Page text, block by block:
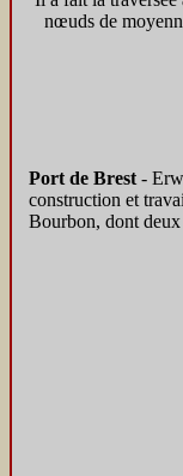
nœuds de
Port de Brest -
construction et
Bourbon, dont